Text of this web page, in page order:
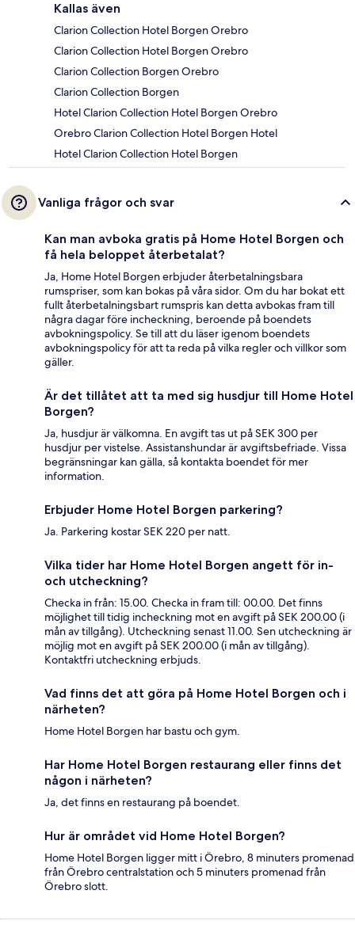
Kallas även
Clarion Collection Hotel Borgen Orebro
Clarion Collection Hotel Borgen Orebro
Clarion Collection Borgen Orebro
Clarion Collection Borgen
Hotel Clarion Collection Hotel Borgen Orebro
Orebro Clarion Collection Hotel Borgen Hotel
Hotel Clarion Collection Hotel Borgen
Vanliga frågor och svar
Kan man avboka gratis på Home Hotel Borgen och
få hela beloppet återbetalat?
Ja, Home Hotel Borgen erbjuder återbetalningsbara
rumspriser, som kan bokas på våra sidor. Om du har bokat ett
fullt återbetalningsbart rumspris kan detta avbokas fram till
några dagar före incheckning, beroende på boendets
avbokningspolicy. Se till att du läser igenom boendets
avbokningspolicy för att ta reda på vilka regler och villkor som
gäller.
Är det tillåtet att ta med sig husdjur till Home Hotel
Borgen?
Ja, husdjur är välkomna. En avgift tas ut på SEK 300 per
husdjur per vistelse. Assistanshundar är avgiftsbefriade. Vissa
begränsningar kan gälla, så kontakta boendet för mer
information.
Erbjuder Home Hotel Borgen parkering?
Ja. Parkering kostar SEK 220 per natt.
Vilka tider har Home Hotel Borgen angett för in-
och utcheckning?
Checka in från: 15.00. Checka in fram till: 00.00. Det finns
möjlighet till tidig incheckning mot en avgift på SEK 200.00 (i
mån av tillgång). Utcheckning senast 11.00. Sen utcheckning är
möjlig mot en avgift på SEK 200.00 (i mån av tillgång).
Kontaktfri utcheckning erbjuds.
Vad finns det att göra på Home Hotel Borgen och i
närheten?
Home Hotel Borgen har bastu och gym.
Har Home Hotel Borgen restaurang eller finns det
någon i närheten?
Ja, det finns en restaurang på boendet.
Hur är området vid Home Hotel Borgen?
Home Hotel Borgen ligger mitt i Örebro, 8 minuters promenad
från Örebro centralstation och 5 minuters promenad från
Örebro slott.